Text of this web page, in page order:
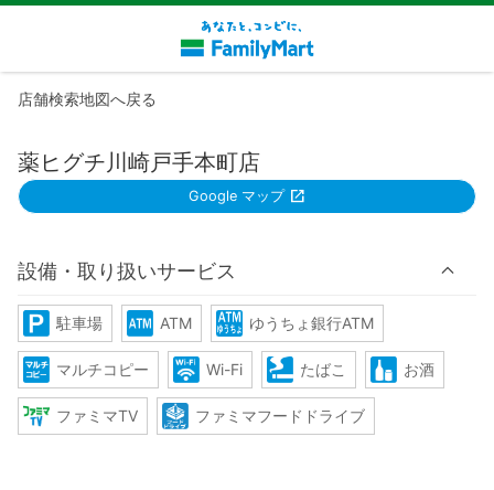
店舗検索地図へ戻る
薬ヒグチ川崎戸手本町店
Google マップ
設備・取り扱いサービス
駐車場 ATM ゆうちょ銀行ATM
マルチコピー Wi-Fi たばこ お酒
ファミマTV ファミマフードドライブ